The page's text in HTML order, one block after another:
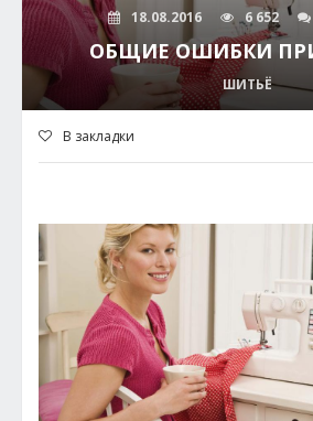
18.08.2016 6 652
ОБЩИЕ ОШИБКИ
ШИТЬЁ
В закладки